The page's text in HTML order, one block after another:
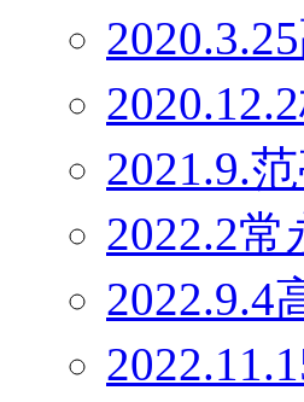
2021.9.
2022.2
2022.9.4